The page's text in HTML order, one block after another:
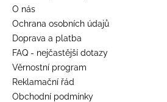
O nás
Ochrana osobních údajů
Doprava a platba
FAQ - nejčastější dotazy
Věrnostní program
Reklamační řád
Obchodní podmínky